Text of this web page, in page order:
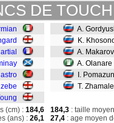
DE
A.
K.
A. Makarov
A. Olanare
I. Pomazun
T.
(cm) : 184,6
(ans) : 26,1
184,3 : taille
27,4 : age moyen